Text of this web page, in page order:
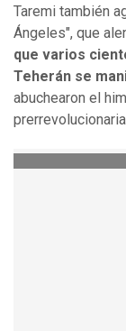
Taremi también
Ángeles", que
que varios
Teherán se
abuchearon el